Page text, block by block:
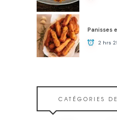
Panisses
2 hrs
CATÉGORIES